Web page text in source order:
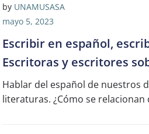
by UNAMUSASA
mayo 5, 2023
Escribir en español,
Escritoras y escritores
Hablar del español de nuestros
literaturas. ¿Cómo se relacionan